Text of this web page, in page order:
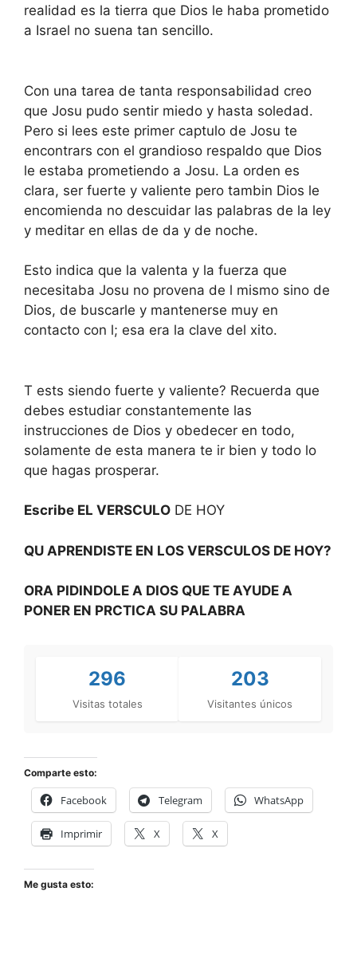
realidad es la tierra que Dios le haba prometido
a Israel no suena tan sencillo.
Con una tarea de tanta responsabilidad creo
que Josu pudo sentir miedo y hasta soledad.
Pero si lees este primer captulo de Josu te
encontrars con el grandioso respaldo que Dios
le estaba prometiendo a Josu. La orden es
clara, ser fuerte y valiente pero tambin Dios le
encomienda no descuidar las palabras de la ley
y meditar en ellas de da y de noche.
Esto indica que la valenta y la fuerza que
necesitaba Josu no provena de l mismo sino de
Dios, de buscarle y mantenerse muy en
contacto con l; esa era la clave del xito.
T ests siendo fuerte y valiente? Recuerda que
debes estudiar constantemente las
instrucciones de Dios y obedecer en todo,
solamente de esta manera te ir bien y todo lo
que hagas prosperar.
Escribe EL VERSCULO DE HOY
QU APRENDISTE EN LOS VERSCULOS DE HOY?
ORA PIDINDOLE A DIOS QUE TE AYUDE A
PONER EN PRCTICA SU PALABRA
296
Visitas totales
203
Visitantes únicos
Comparte esto:
Facebook Telegram WhatsApp
Imprimir X X
Me gusta esto: